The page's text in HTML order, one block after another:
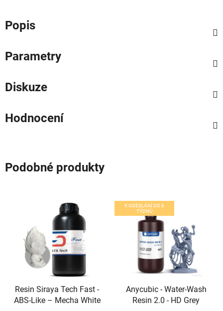
Popis
Parametry
Diskuze
Hodnocení
Podobné produkty
Resin Siraya Tech Fast -
ABS-Like – Mecha White
K ODESLÁNÍ DO 6
TÝDNŮ
Anycubic - Water-Wash
Resin 2.0 - HD Grey